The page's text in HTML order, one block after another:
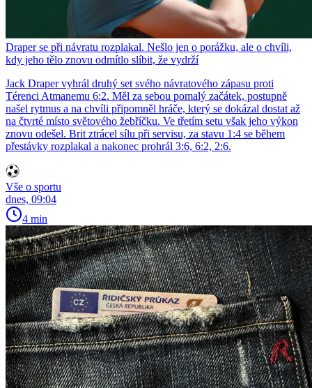
Draper se při návratu rozplakal. Nešlo jen o porážku, ale o chvíli,
kdy jeho tělo znovu odmítlo slíbit, že vydrží
Jack Draper vyhrál druhý set svého návratového zápasu proti
Térenci Atmanemu 6:2. Měl za sebou pomalý začátek, postupně
našel rytmus a na chvíli připomněl hráče, který se dokázal dostat až
na čtvrté místo světového žebříčku. Ve třetím setu však jeho výkon
znovu odešel. Brit ztrácel sílu při servisu, za stavu 1:4 se během
přestávky rozplakal a nakonec prohrál 3:6, 6:2, 2:6.
Vše o sportu
dnes, 09:04
4 min